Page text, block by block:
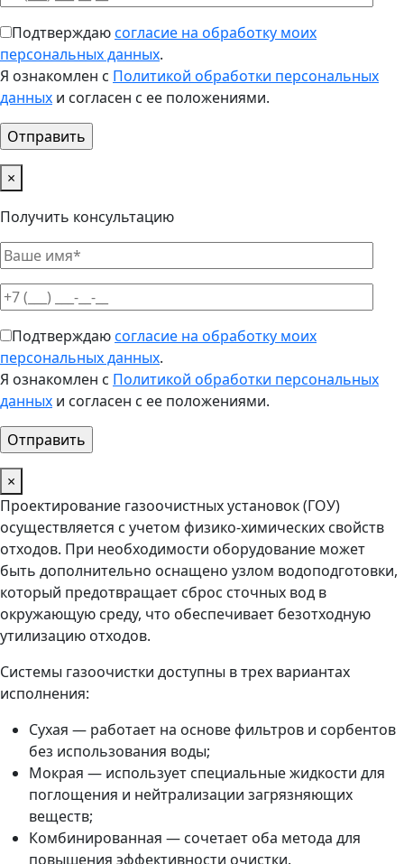
Подтверждаюсогласие на обработку моих
персональных данных.
Я ознакомлен с Политикой обработки персональных
данных и согласен с ее положениями.
×
Получить консультацию
Подтверждаюсогласие на обработку моих
персональных данных.
Я ознакомлен с Политикой обработки персональных
данных и согласен с ее положениями.
×
Проектирование газоочистных установок (ГОУ)
осуществляется с учетом физико-химических свойств
отходов. При необходимости оборудование может
быть дополнительно оснащено узлом водоподготовки,
который предотвращает сброс сточных вод в
окружающую среду, что обеспечивает безотходную
утилизацию отходов.
Системы газоочистки доступны в трех вариантах
исполнения:
Сухая — работает на основе фильтров и сорбентов
без использования воды;
Мокрая — использует специальные жидкости для
поглощения и нейтрализации загрязняющих
веществ;
Комбинированная — сочетает оба метода для
повышения эффективности очистки.